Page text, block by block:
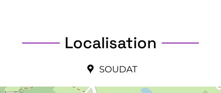
Localisation
SOUDAT